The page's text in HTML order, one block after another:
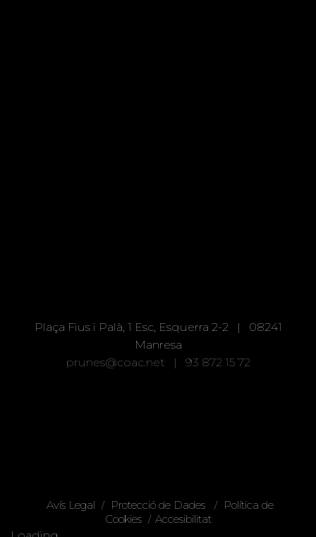
Plaça Fius i Palà, 1 Esc, Esquerra 2-2 | 08241
Manresa
prunes@coac.net | 93 872 15 72
Avís Legal / Protecció de Dades /
Política de
Cookies/ Accesibilitat